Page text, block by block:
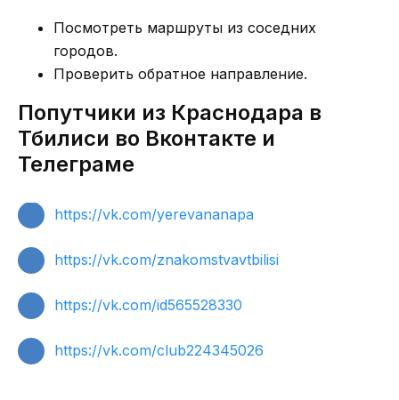
Посмотреть маршруты из соседних
городов.
Проверить обратное направление.
Попутчики из Краснодара в
Тбилиси во Вконтакте и
Телеграме
https://vk.com/yerevananapa
https://vk.com/znakomstvavtbilisi
https://vk.com/id565528330
https://vk.com/club224345026